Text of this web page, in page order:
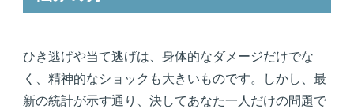
ひき逃げや当て逃げは、身体的なダメージだけでな
く、精神的なショックも大きいものです。しかし、最
新の統計が示す通り、決してあなた一人だけの問題で